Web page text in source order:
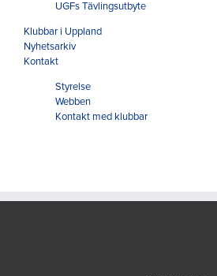
UGFs Tävlingsutbyte
Klubbar i Uppland
Nyhetsarkiv
Kontakt
Styrelse
Webben
Kontakt med klubbar